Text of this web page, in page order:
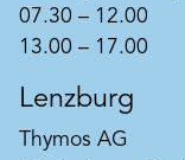
18363 2.4.1
Dank
besonderem
und
07.30 – 12.00
13.00 – 17.00
Lenzburg
Thymos AG